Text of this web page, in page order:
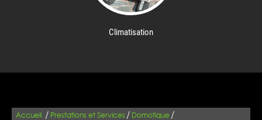
Climatisation
Accueil / Prestations et Services / Domotique /